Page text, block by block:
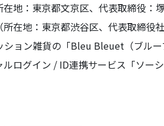
地：東京都文京区、代表取締役：
在地：東京都渋谷区、代表取締役
ション雑貨の「Bleu Bleuet（ブル
ログイン / ID連携サービス「ソー